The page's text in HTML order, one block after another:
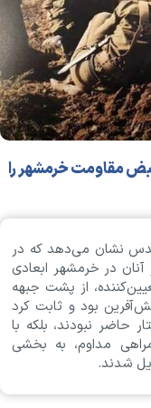
مقاومت خرمشهر را
نشان می‌دهد که در
در خرمشهر ابعادی
از پشت جبهه
بود و ثابت کرد
حاضر نبودند، بلکه با
مداوم، به بخشی
شدند.